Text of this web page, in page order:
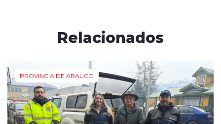
Relacionados
PROVINCIA DE ARAUCO